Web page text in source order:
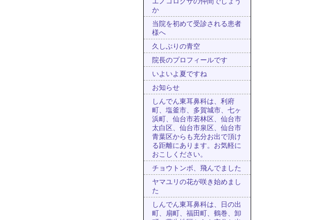
か
当院を初めて受診される患者
様へ
久しぶりの青空
院長のプロフィールです
いよいよ夏ですね
お知らせ
しんでん東耳鼻科は、利府
町、塩釜市、多賀城市、七ヶ
浜町、仙台市若林区、仙台市
太白区、仙台市泉区、仙台市
青葉区からも充分お出で頂け
る距離にあります。お気軽に
おこしください。
チョウトンボ、飛んでました
ヤマユリの花が咲き始めまし
た
しんでん東耳鼻科は、日の出
町、扇町、福田町、鶴巻、卸